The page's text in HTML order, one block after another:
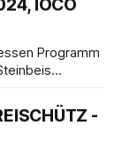
IOCO
ganz große-